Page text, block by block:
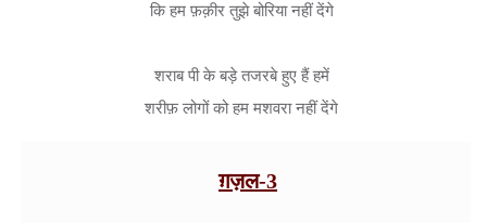
कि हम फ़क़ीर तुझे बोरिया नहीं देंगे
शराब पी के बड़े तजरबे हुए हैं हमें
शरीफ़ लोगों को हम मशवरा नहीं देंगे
ग़ज़ल-3